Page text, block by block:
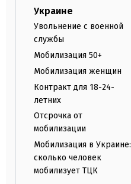
Украине
Увольнение с военной
службы
Мобилизация 50+
Мобилизация женщин
Контракт для 18-24-
летних
Отсрочка от
мобилизации
Мобилизация в Украине:
сколько человек
мобилизует ТЦК